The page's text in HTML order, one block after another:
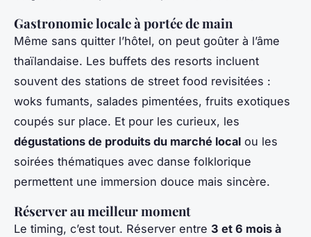
Gastronomie locale à portée de main
Même sans quitter l’hôtel, on peut goûter à l’âme
thaïlandaise. Les buffets des resorts incluent
souvent des stations de street food revisitées :
woks fumants, salades pimentées, fruits exotiques
coupés sur place. Et pour les curieux, les
dégustations de produits du marché local ou les
soirées thématiques avec danse folklorique
permettent une immersion douce mais sincère.
Réserver au meilleur moment
Le timing, c’est tout. Réserver entre 3 et 6 mois à